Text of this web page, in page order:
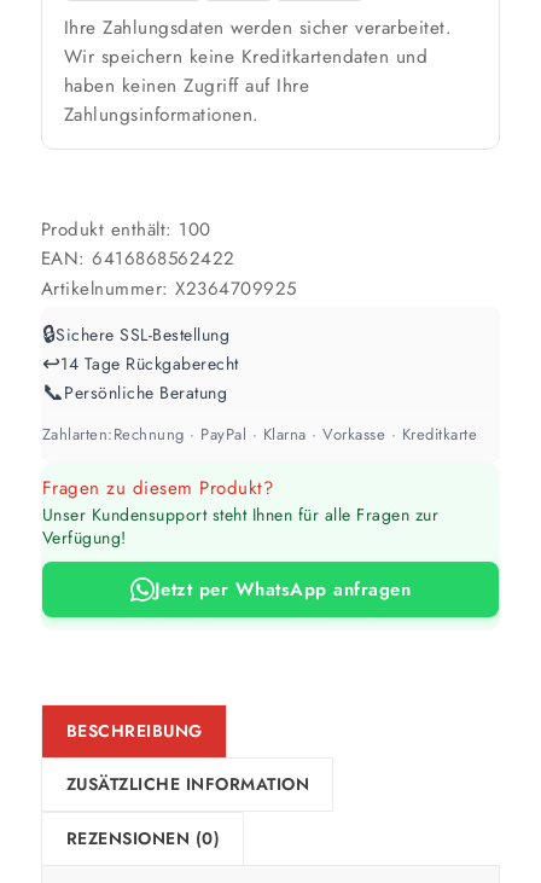
Farbig / dunkel
2 Anstriche empfohlen
Weiß / hell
Werte sind Richtwerte und können je nach Untergrund und Werkzeug
abweichen. Für 10 % Reserve wird automatisch aufgerundet.
Ihre Zahlungsdaten werden sicher verarbeitet.
Wir speichern keine Kreditkartendaten und
haben keinen Zugriff auf Ihre
Zahlungsinformationen.
Produkt enthält: 100
EAN:6416868562422
Artikelnummer:X2364709925
🔒Sichere SSL-Bestellung
↩️14 Tage Rückgaberecht
📞Persönliche Beratung
Zahlarten:Rechnung · PayPal · Klarna · Vorkasse · Kreditkarte
Fragen zu diesem Produkt?
Unser Kundensupport steht Ihnen für alle Fragen zur
Verfügung!
Jetzt per WhatsApp anfragen
BESCHREIBUNG
ZUSÄTZLICHE INFORMATION
REZENSIONEN (0)